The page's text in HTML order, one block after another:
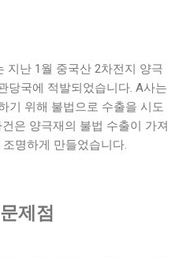
는 스타이다. 이번 고급 빌라
인 재산이나 재정 상태에 대한
한편, 나나는 고급 빌라를 매입
야기도 전했다. 그녀는 이를 통
큼 스스로의 삶을 더욱 풍요롭
전했다. 앞으로 그녀가 어떤 방
꾸려나갈지 많은 이들이 주목
자리잡고 있다. 이 빌라는 탁월
지난 1월 중국산 2차전지 양극
당국에 적발되었습니다. A사는
기 위해 불법으로 수출을 시도
은 양극재의 불법 수출이 가져
명하게 만들었습니다.
제점